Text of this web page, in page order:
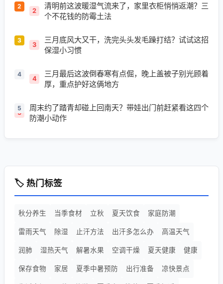
2
清明前这波暖湿气流来了，家里衣柜悄悄返潮？三
个不花钱的防霉土法
3
三月底风大又干，洗完头头发毛躁打结？试试这招
保湿小习惯
4
三月最后这波倒春寒有点倔，晚上盖被子别光顾着
厚，重点护好这俩地方
5
周末约了踏青却碰上回南天？带娃出门前赶紧看这四个
防潮小动作
🏷️ 热门标签
秋分养生 当季食材 立秋 夏天饮食 家庭防潮
雷雨天气 除湿 止汗方法 出汗多怎么办 高温天气
润肺 湿热天气 解暑水果 空调干燥 夏天健康 健康
保存食物 家居 夏季中暑预防 出行准备 凉快景点